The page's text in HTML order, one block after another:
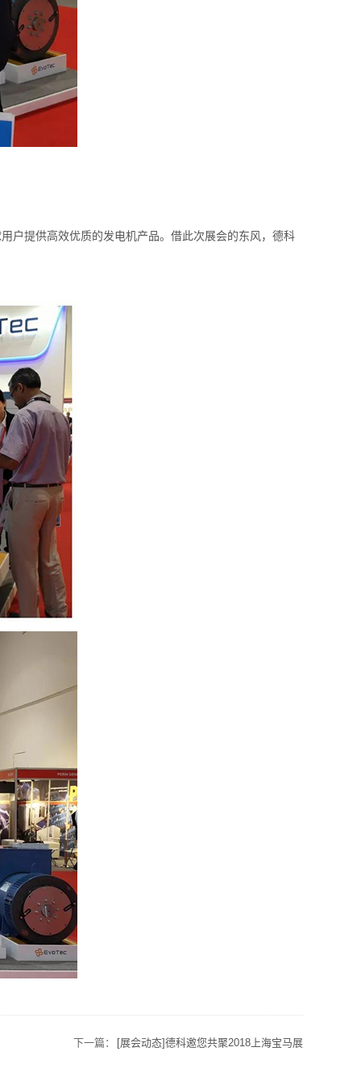
户提供高效优质的发电机产品。借此次展会的东风，德科
下一篇： [展会动态]德科邀您共聚2018上海宝马展